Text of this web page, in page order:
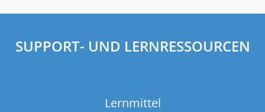
SUPPORT- UND LERNRESSOURCEN
Lernmittel